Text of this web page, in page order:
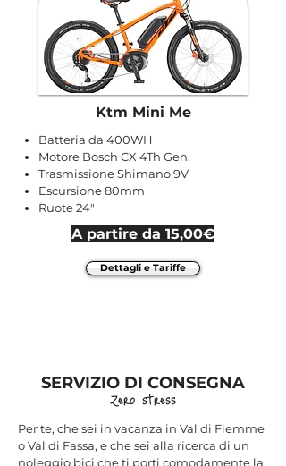
Ktm Mini Me
Batteria da 400WH
Motore Bosch CX 4Th Gen.
Trasmissione Shimano 9V
Escursione 80mm
Ruote 24"
A partire da 15,00€
Dettagli e Tariffe
SERVIZIO DI CONSEGNA
Zero stress
Per te, che sei in vacanza in Val di Fiemme
o Val di Fassa, e che sei alla ricerca di un
noleggio bici che ti porti comodamente la